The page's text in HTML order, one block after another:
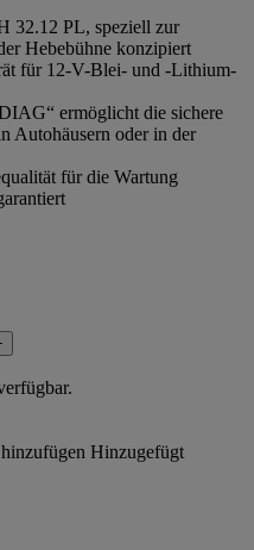
32.12 PL, speziell zur
Hebebühne konzipiert
für 12-V-Blei- und -Lithium-
ermöglicht die sichere
Autohäusern oder in der
für die Wartung
Hinzugefügt